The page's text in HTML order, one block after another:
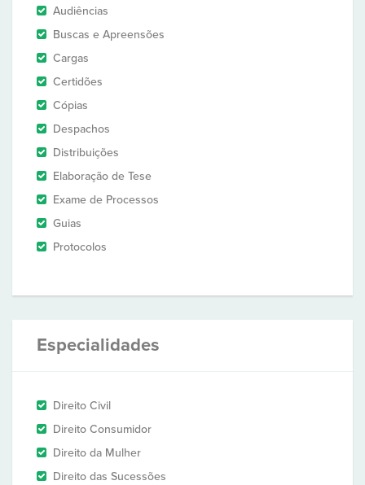
Audiências
Buscas e Apreensões
Cargas
Certidões
Cópias
Despachos
Distribuições
Elaboração de Tese
Exame de Processos
Guias
Protocolos
Especialidades
Direito Civil
Direito Consumidor
Direito da Mulher
Direito das Sucessões